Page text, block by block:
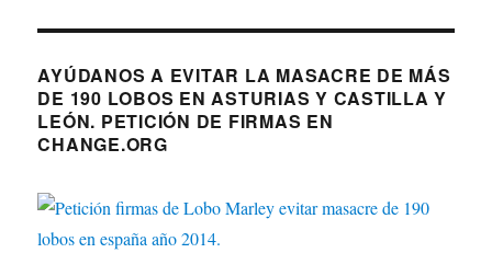
AYÚDANOS A EVITAR LA MASACRE DE MÁS
DE 190 LOBOS EN ASTURIAS Y CASTILLA Y
LEÓN. PETICIÓN DE FIRMAS EN
CHANGE.ORG